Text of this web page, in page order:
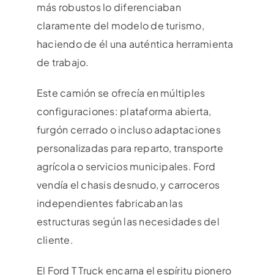
más robustos lo diferenciaban
claramente del modelo de turismo,
haciendo de él una auténtica herramienta
de trabajo.
Este camión se ofrecía en múltiples
configuraciones: plataforma abierta,
furgón cerrado o incluso adaptaciones
personalizadas para reparto, transporte
agrícola o servicios municipales. Ford
vendía el chasis desnudo, y carroceros
independientes fabricaban las
estructuras según las necesidades del
cliente.
El Ford T Truck encarna el espíritu pionero